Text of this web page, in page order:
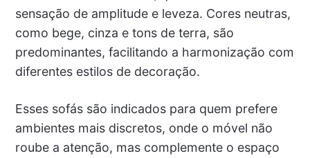
sensação de amplitude e leveza. Cores neutras,
como bege, cinza e tons de terra, são
predominantes, facilitando a harmonização com
diferentes estilos de decoração.
Esses sofás são indicados para quem prefere
ambientes mais discretos, onde o móvel não
roube a atenção, mas complemente o espaço